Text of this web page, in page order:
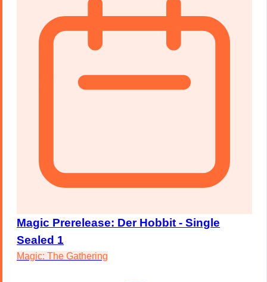
Magic Prerelease: Der Hobbit - Single
Sealed 1
Magic: The Gathering